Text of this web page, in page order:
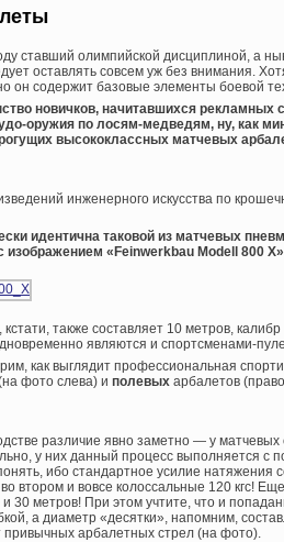
ставший олимпийской дисциплиной, а
оставлять совсем уж без внимания.
он содержит базовые элементы боевой
новичков, начитавшихся рекламных
оружия по лосям-медведям, ну, как
высококлассных матчевых
инженерного искусства по
идентична таковой из матчевых
изображением «Feinwerkbau Modell 800
также составляет 10 метров,
являются и спортсменами-
как выглядит профессиональная
фото слева) и полевых арбалетов
различие явно заметно — у матчевых
у них данный процесс выполняется с
ибо стандартное усилие натяжения
втором и вовсе колоссальные 120 кгс!
30 метров! При этом учтите, что и
а диаметр «десятки», напомним,
арбалетных стрел (на фото).